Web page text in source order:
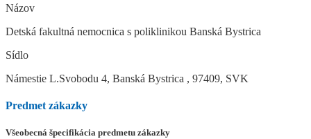
Názov
Detská fakultná nemocnica s poliklinikou Banská Bystrica
Sídlo
Námestie L.Svobodu 4, Banská Bystrica , 97409, SVK
Predmet zákazky
Všeobecná špecifikácia predmetu zákazky